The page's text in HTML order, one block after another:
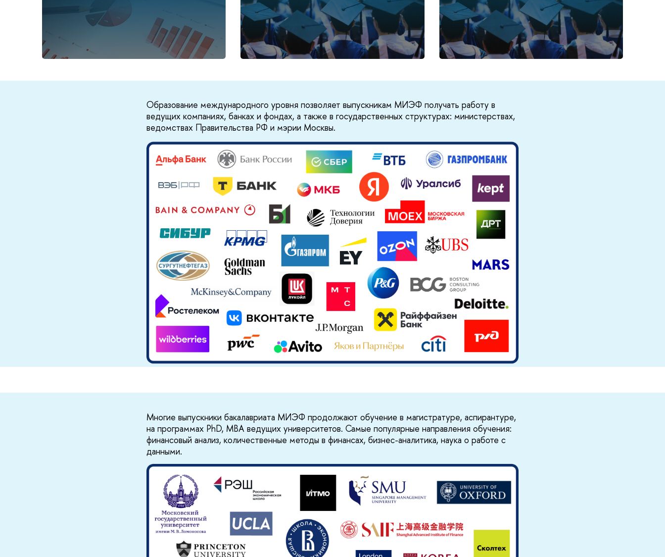
Образование международного уровня позволяет выпускникам МИЭФ получать работу в
ведущих компаниях, банках и фондах, а также в государственных структурах: министерствах,
ведомствах Правительства РФ и мэрии Москвы.
Многие выпускники бакалавриата МИЭФ продолжают обучение в магистратуре, аспирантуре,
на программах PhD, MBA ведущих университетов. Самые популярные направления обучения:
финансовый анализ, количественные методы в финансах, бизнес-аналитика, наука о работе с
данными.